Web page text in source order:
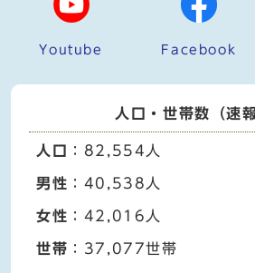
Youtube Facebook
人口・世帯数（速
人口 ：82,554人
男性 ：40,538人
女性 ：42,016人
世帯 ：37,077世帯